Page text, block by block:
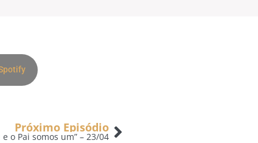
Próximo Episódio
e o Pai somos um” – 23/04